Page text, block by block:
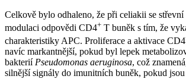
Celkově bylo odhaleno, že při celiakii se
modulaci odpovědi CD4+ T buněk s tím, že
charakteristiky APC. Proliferace a aktivace CD4
navíc markantnější, pokud byl lepek
bakterií Pseudomonas aeruginosa, což
silnější signály do imunitních buněk, pokud